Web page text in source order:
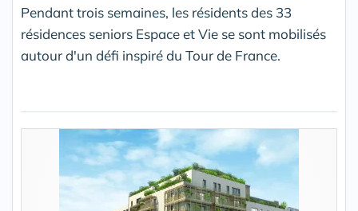
Pendant trois semaines, les résidents des 33
résidences seniors Espace et Vie se sont mobilisés
autour d'un défi inspiré du Tour de France.